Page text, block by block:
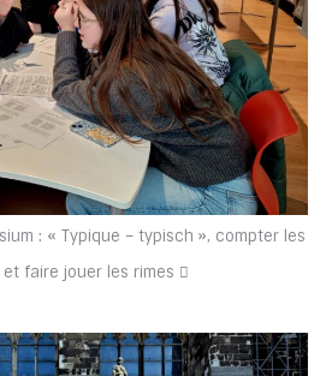
: « Typique – typisch », compter les
et faire jouer les rimes 